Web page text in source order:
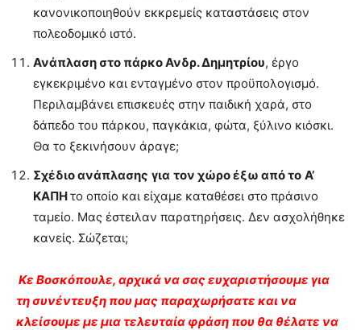
κανονικοποιηθούν εκκρεμείς καταστάσεις στον
πολεοδομικό ιστό.
Ανάπλαση στο πάρκο Ανδρ. Δημητρίου, έργο
εγκεκριμένο και ενταγμένο στον προϋπολογισμό.
Περιλαμβάνει επισκευές στην παιδική χαρά, στο
δάπεδο του πάρκου, παγκάκια, φώτα, ξύλινο κιόσκι.
Θα το ξεκινήσουν άραγε;
Σχέδιο ανάπλασης για τον χώρο έξω από το Α’
ΚΑΠΗτο οποίο και είχαμε καταθέσει στο πράσινο
ταμείο. Μας έστειλαν παρατηρήσεις. Δεν ασχολήθηκε
κανείς. Σώζεται;
Κε Βοσκόπουλε, αρχικά να σας ευχαριστήσουμε για
τη συνέντευξη που μας παραχωρήσατε και να
κλείσουμε με μια τελευταία φράση που θα θέλατε να